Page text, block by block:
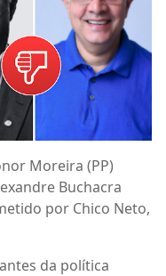
Moreira (PP)
Buchacra
por Chico Neto,
da política